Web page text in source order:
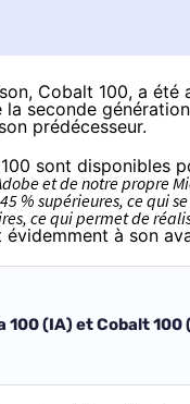
Cobalt 100, a été
la seconde
prédécesseur.
sont disponibles
et de notre propre
% supérieures, ce qui
ce qui permet de
à son
(IA) et Cobalt